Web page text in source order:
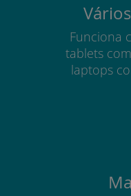
Funciona
tablets
laptops